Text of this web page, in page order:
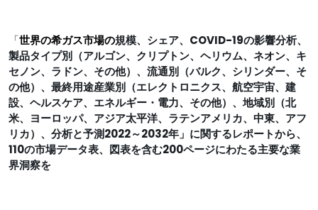
「世界の希ガス市場の規模、シェア、COVID-19の影響分析、
製品タイプ別（アルゴン、クリプトン、ヘリウム、ネオン、キ
セノン、ラドン、その他）、流通別（バルク、シリンダー、そ
の他）、最終用途産業別（エレクトロニクス、航空宇宙、建
設、ヘルスケア、エネルギー・電力、その他）、地域別（北
米、ヨーロッパ、アジア太平洋、ラテンアメリカ、中東、アフ
リカ）、分析と予測2022～2032年」に関するレポートから、
110の市場データ表、図表を含む200ページにわたる主要な業
界洞察を